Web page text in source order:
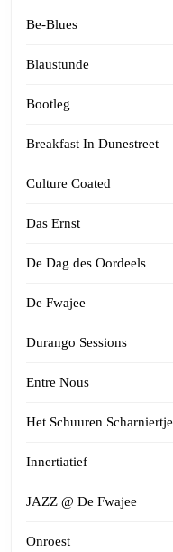
Be-Blues
Blaustunde
Bootleg
Breakfast In Dunestreet
Culture Coated
Das Ernst
De Dag des Oordeels
De Fwajee
Durango Sessions
Entre Nous
Het Schuuren Scharniertje
Innertiatief
JAZZ @ De Fwajee
Onroest